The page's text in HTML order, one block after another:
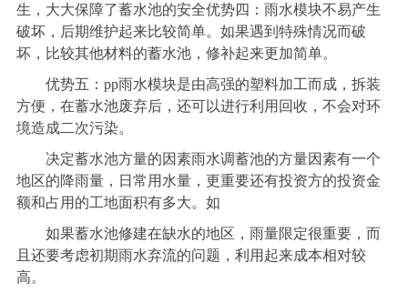
生，大大保障了蓄水池的安全优势四：雨水模块不易产生
破坏，后期维护起来比较简单。如果遇到特殊情况而破
坏，比较其他材料的蓄水池，修补起来更加简单。
优势五：pp雨水模块是由高强的塑料加工而成，拆装
方便，在蓄水池废弃后，还可以进行利用回收，不会对环
境造成二次污染。
决定蓄水池方量的因素雨水调蓄池的方量因素有一个
地区的降雨量，日常用水量，更重要还有投资方的投资金
额和占用的工地面积有多大。如
如果蓄水池修建在缺水的地区，雨量限定很重要，而
且还要考虑初期雨水弃流的问题，利用起来成本相对较
高。